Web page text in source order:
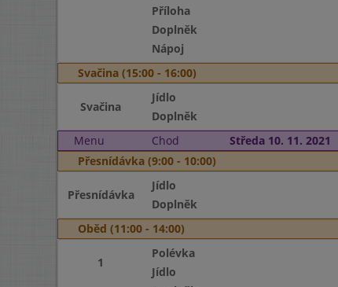
Příloha
Doplněk
Nápoj
Svačina (15:00 - 16:00)
Svačina
Jídlo
Doplněk
Menu
Chod Středa 10. 11. 2021
Přesnídávka (9:00 - 10:00)
Přesnídávka
Jídlo
Doplněk
Oběd (11:00 - 14:00)
1
Polévka
Jídlo